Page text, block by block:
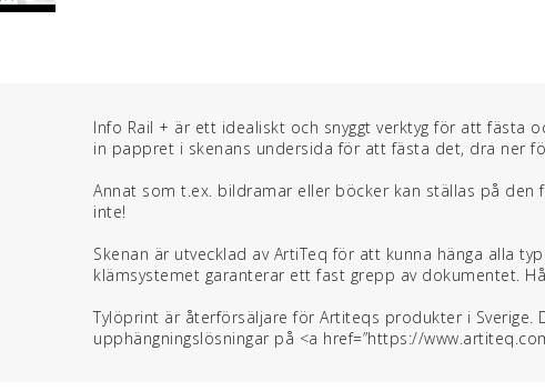
Info Rail + är ett idealiskt och snyggt verktyg för att fästa
in pappret i skenans undersida för att fästa det, dra ner
Annat som t.ex. bildramar eller böcker kan ställas på den
inte!
Skenan är utvecklad av ArtiTeq för att kunna hänga alla
klämsystemet garanterar ett fast grepp av dokumentet.
Tylöprint är återförsäljare för Artiteqs produkter i Sverige.
upphängningslösningar på <a href=”https://